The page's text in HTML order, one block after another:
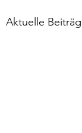
Aktuelle